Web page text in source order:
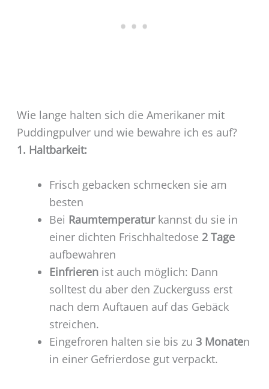
Wie lange halten sich die Amerikaner mit
Puddingpulver und wie bewahre ich es auf?
1. Haltbarkeit:
Frisch gebacken schmecken sie am
besten
Bei Raumtemperaturkannst du sie in
einer dichten Frischhaltedose 2 Tage
aufbewahren
Einfrierenist auch möglich: Dann
solltest du aber den Zuckerguss erst
nach dem Auftauen auf das Gebäck
streichen.
Eingefroren halten sie bis zu 3 Monaten
in einer Gefrierdose gut verpackt.